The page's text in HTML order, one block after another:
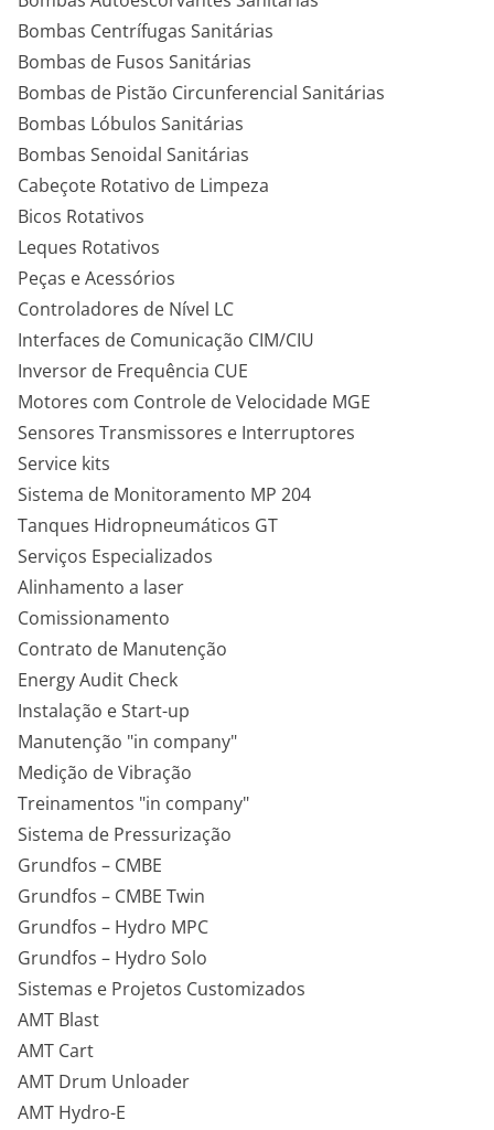
Bombas Centrífugas Sanitárias
Bombas de Fusos Sanitárias
Bombas de Pistão Circunferencial Sanitárias
Bombas Lóbulos Sanitárias
Bombas Senoidal Sanitárias
Cabeçote Rotativo de Limpeza
Bicos Rotativos
Leques Rotativos
Peças e Acessórios
Controladores de Nível LC
Interfaces de Comunicação CIM/CIU
Inversor de Frequência CUE
Motores com Controle de Velocidade MGE
Sensores Transmissores e Interruptores
Service kits
Sistema de Monitoramento MP 204
Tanques Hidropneumáticos GT
Serviços Especializados
Alinhamento a laser
Comissionamento
Contrato de Manutenção
Energy Audit Check
Instalação e Start-up
Manutenção "in company"
Medição de Vibração
Treinamentos "in company"
Sistema de Pressurização
Grundfos – CMBE
Grundfos – CMBE Twin
Grundfos – Hydro MPC
Grundfos – Hydro Solo
Sistemas e Projetos Customizados
AMT Blast
AMT Cart
AMT Drum Unloader
AMT Hydro-E